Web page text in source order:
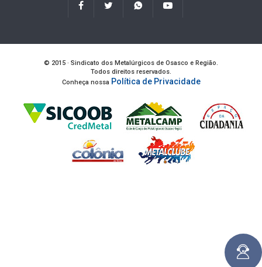
© 2015 · Sindicato dos Metalúrgicos de Osasco e Região.
Todos direitos reservados.
Conheça nossa Política de Privacidade